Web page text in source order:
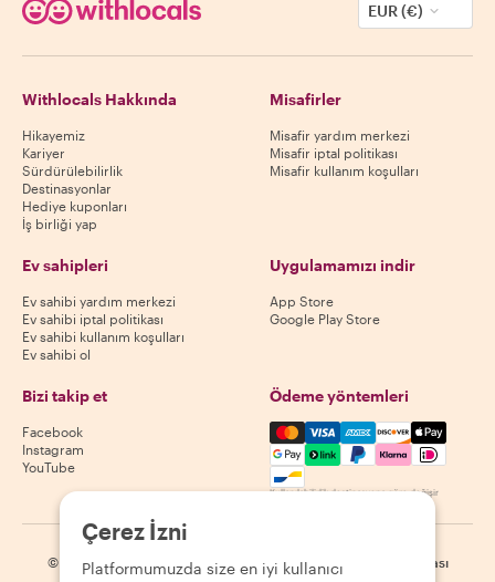
EUR (€)
Withlocals Hakkında
Hikayemiz
Kariyer
Sürdürülebilirlik
Destinasyonlar
Hediye kuponları
İş birliği yap
Misafirler
Misafir yardım merkezi
Misafir iptal politikası
Misafir kullanım koşulları
Ev sahipleri
Ev sahibi yardım merkezi
Ev sahibi iptal politikası
Ev sahibi kullanım koşulları
Ev sahibi ol
Uygulamamızı indir
App Store
Google Play Store
Bizi takip et
Facebook
Instagram
YouTube
Ödeme yöntemleri
Mastercard, Visa, Amex,
Kullanılabilirlik destinasyona göre değişir
© 2026 Withlocals.com Gizlilik Politikası | Site haritası
Çerez İzni
Platformumuzda size en iyi kullanıcı